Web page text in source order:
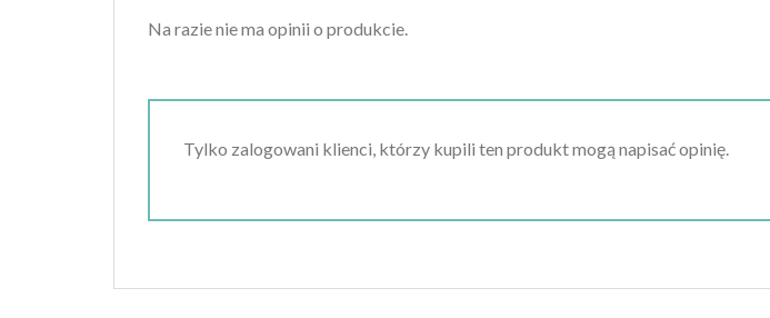
Na razie nie ma opinii o produkcie.
Tylko zalogowani klienci, którzy kupili ten produkt mogą napisać opinię.